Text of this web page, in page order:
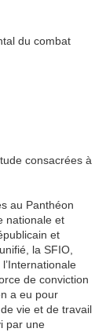
du combat
consacrées à
au Panthéon
nationale et
et
la SFIO,
de conviction
a eu pour
vie et de travail
par une